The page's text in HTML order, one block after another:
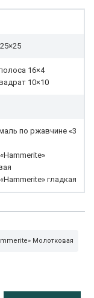
16×4
10×10
по ржавчине «3
гладкая
Молотковая